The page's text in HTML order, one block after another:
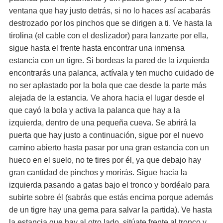
ventana que hay justo detrás, si no lo haces así acabarás
destrozado por los pinchos que se dirigen a ti. Ve hasta la
tirolina (el cable con el deslizador) para lanzarte por ella,
sigue hasta el frente hasta encontrar una inmensa
estancia con un tigre. Si bordeas la pared de la izquierda
encontrarás una palanca, actívala y ten mucho cuidado de
no ser aplastado por la bola que cae desde la parte más
alejada de la estancia. Ve ahora hacia el lugar desde el
que cayó la bola y activa la palanca que hay a la
izquierda, dentro de una pequeña cueva. Se abrirá la
puerta que hay justo a continuación, sigue por el nuevo
camino abierto hasta pasar por una gran estancia con un
hueco en el suelo, no te tires por él, ya que debajo hay
gran cantidad de pinchos y morirás. Sigue hacia la
izquierda pasando a gatas bajo el tronco y bordéalo para
subirte sobre él (sabrás que estás encima porque además
de un tigre hay una gema para salvar la partida). Ve hasta